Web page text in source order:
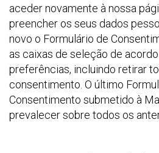
aceder novamente à nossa
preencher os seus dados
novo o Formulário de
as caixas de seleção de
preferências, incluindo retirar
consentimento. O último
Consentimento submetido à
prevalecer sobre todos os